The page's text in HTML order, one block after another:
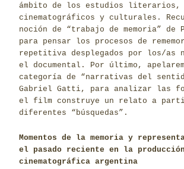
ámbito de los estudios literarios,
cinematográficos y culturales.
noción de “trabajo de memoria” de
para pensar los procesos de
repetitiva desplegados por los/as
el documental. Por último,
categoría de “narrativas del
Gabriel Gatti, para analizar las
el film construye un relato a
diferentes “búsquedas”.
Momentos de la memoria y
el pasado reciente en la producción
cinematográfica argentina